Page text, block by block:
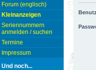
Forum (englisch)
Kleinanzeigen
Seriennummern
anmelden / suchen
Termine
Impressum
Und noch...